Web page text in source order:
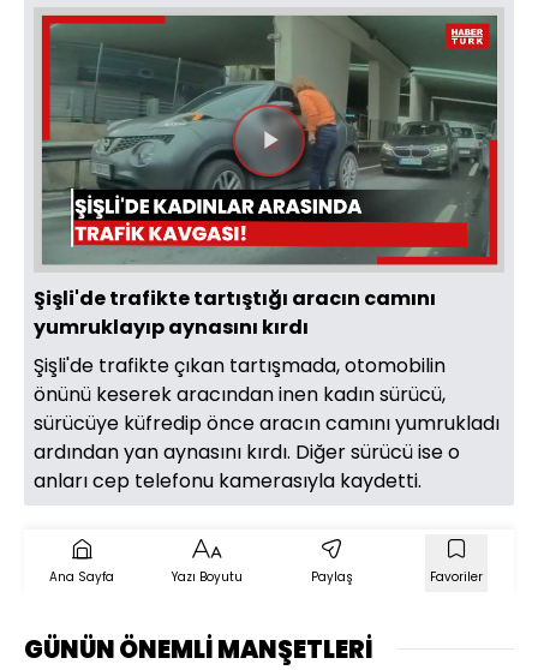
Videoyu
Oynat
Şişli'de trafikte tartıştığı aracın camını
yumruklayıp aynasını kırdı
Şişli'de trafikte çıkan tartışmada, otomobilin
önünü keserek aracından inen kadın sürücü,
sürücüye küfredip önce aracın camını yumrukladı
ardından yan aynasını kırdı. Diğer sürücü ise o
anları cep telefonu kamerasıyla kaydetti.
Ana Sayfa Yazı Boyutu Paylaş Favoriler
GÜNÜN ÖNEMLİ MANŞETLERİ